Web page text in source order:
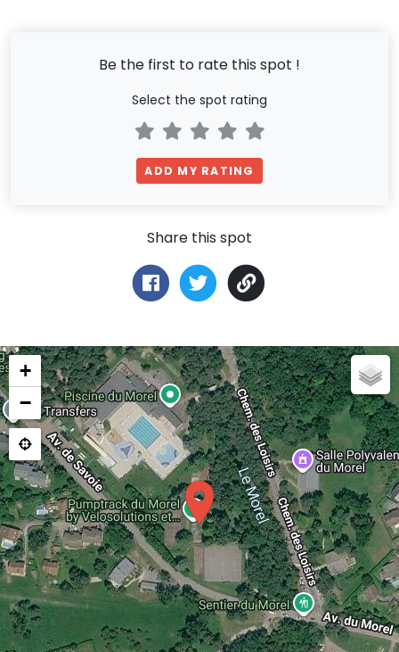
Be the first to rate this spot !
Select the spot rating
ADD MY RATING
Share this spot
+
−